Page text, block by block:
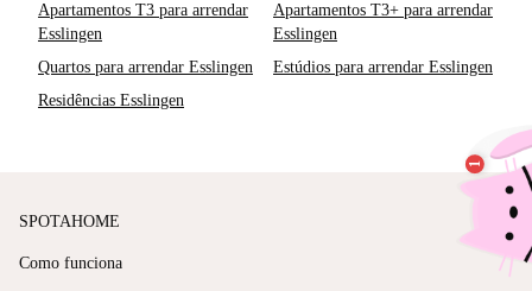
Apartamentos T3 para arrendar
Esslingen
Apartamentos T3+ para arrendar
Esslingen
Quartos para arrendar Esslingen
Estúdios para arrendar Esslingen
Residências Esslingen
SPOTAHOME
Como funciona